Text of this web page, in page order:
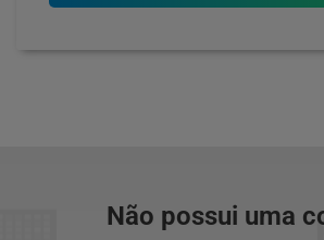
Não possui uma